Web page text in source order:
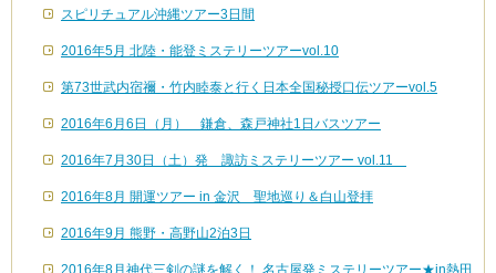
スピリチュアル沖縄ツアー3日間
2016年5月 北陸・能登ミステリーツアーvol.10
第73世武内宿禰・竹内睦泰と行く日本全国秘授口伝ツアーvol.5
2016年6月6日（月） 鎌倉、森戸神社1日バスツアー
2016年7月30日（土）発 諏訪ミステリーツアー vol.11
2016年8月 開運ツアー in 金沢 聖地巡り＆白山登拝
2016年9月 熊野・高野山2泊3日
2016年8月神代三剣の謎を解く！ 名古屋発ミステリーツアー★in熱田